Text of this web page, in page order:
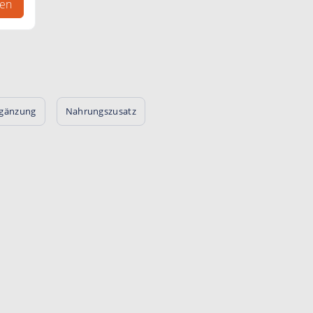
Nahrungszusatz